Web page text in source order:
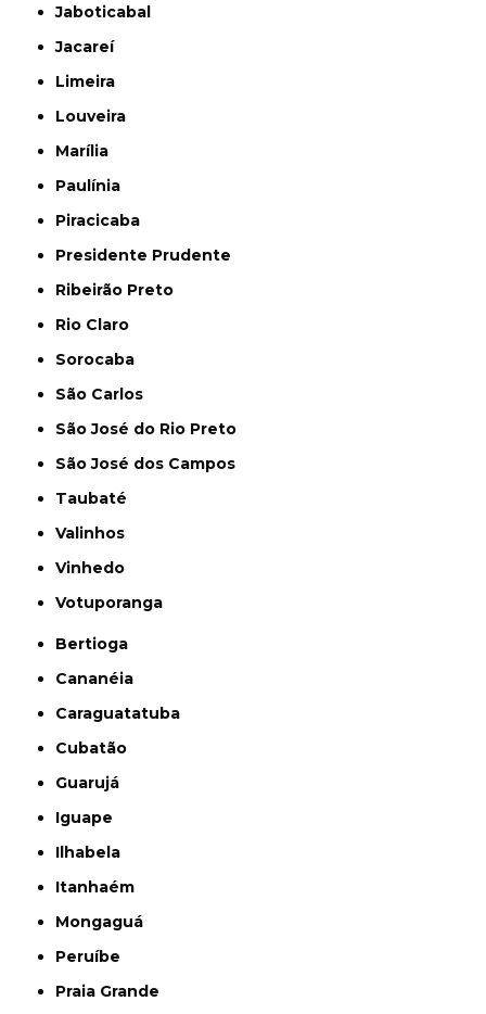
Jaboticabal
Jacareí
Limeira
Louveira
Marília
Paulínia
Piracicaba
Presidente Prudente
Ribeirão Preto
Rio Claro
Sorocaba
São Carlos
São José do Rio Preto
São José dos Campos
Taubaté
Valinhos
Vinhedo
Votuporanga
Bertioga
Cananéia
Caraguatatuba
Cubatão
Guarujá
Iguape
Ilhabela
Itanhaém
Mongaguá
Peruíbe
Praia Grande